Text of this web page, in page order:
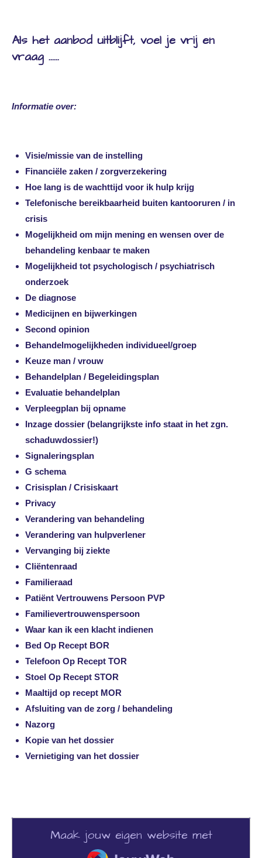
Als het aanbod uitblijft, voel je vrij en
vraag ......
Informatie over:
Visie/missie van de instelling
Financiële zaken / zorgverzekering
Hoe lang is de wachttijd voor ik hulp krijg
Telefonische bereikbaarheid buiten kantooruren / in
crisis
Mogelijkheid om mijn mening en wensen over de
behandeling kenbaar te maken
Mogelijkheid tot psychologisch / psychiatrisch
onderzoek
De diagnose
Medicijnen en bijwerkingen
Second opinion
Behandelmogelijkheden individueel/groep
Keuze man / vrouw
Behandelplan / Begeleidingsplan
Evaluatie behandelplan
Verpleegplan bij opname
Inzage dossier (belangrijkste info staat in het zgn.
schaduwdossier!)
Signaleringsplan
G schema
Crisisplan / Crisiskaart
Privacy
Verandering van behandeling
Verandering van hulpverlener
Vervanging bij ziekte
Cliëntenraad
Familieraad
Patiënt Vertrouwens Persoon PVP
Familievertrouwenspersoon
Waar kan ik een klacht indienen
Bed Op Recept BOR
Telefoon Op Recept TOR
Stoel Op Recept STOR
Maaltijd op recept MOR
Afsluiting van de zorg / behandeling
Nazorg
Kopie van het dossier
Vernietiging van het dossier
Maak jouw eigen website met
JouwWeb